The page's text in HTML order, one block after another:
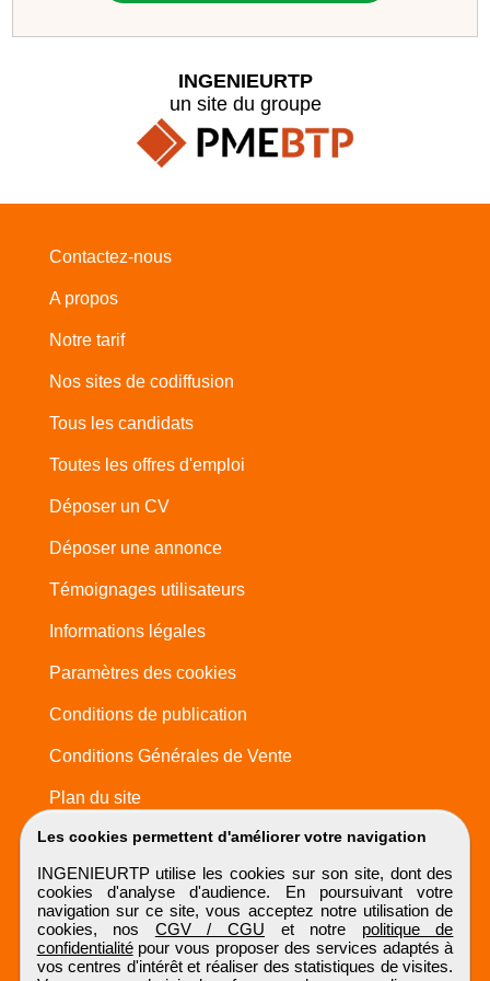
Les cookies permettent d'améliorer votre navigation
INGENIEURTP utilise les cookies sur son site, dont des
cookies d'analyse d'audience. En poursuivant votre
navigation sur ce site, vous acceptez notre utilisation de
cookies, nos CGV / CGU et notre politique de
confidentialitépour vous proposer des services adaptés à
vos centres d'intérêt et réaliser des statistiques de visites.
INGENIEURTP
un site du groupe
Contactez-nous
A propos
Notre tarif
Nos sites de codiffusion
Tous les candidats
Toutes les offres d'emploi
Déposer un CV
Déposer une annonce
Témoignages utilisateurs
Informations légales
Paramètres des cookies
Conditions de publication
Conditions Générales de Vente
Plan du site